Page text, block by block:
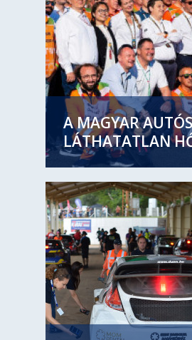
A MAGYAR
LÁTHATATLAN